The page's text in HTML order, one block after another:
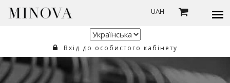
UAH
Вхід до особистого кабінету